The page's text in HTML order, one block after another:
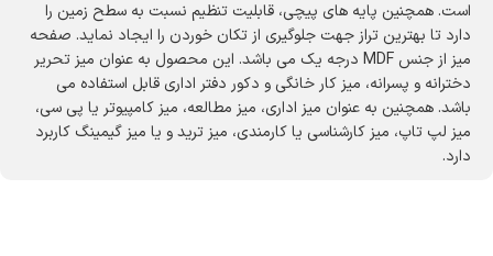
است. همچنین پایه های پیچی، قابلیت تنظیم نسبت به سطح زمین را
دارد تا بهترین تراز جهت جلوگیری از تکان خوردن را ایجاد نماید. صفحه
میز از جنس MDF درجه یک می باشد. این محصول به عنوان میز تحریر
دخترانه و پسرانه، میز کار خانگی و دکور دفتر اداری قابل استفاده می
باشد. همچنین به عنوان میز اداری، میز مطالعه، میز کامپیوتر یا پی سی،
میز لپ تاپ، میز کارشناسی یا کارمندی، میز ترید و یا میز گیمینگ کاربرد
دارد.